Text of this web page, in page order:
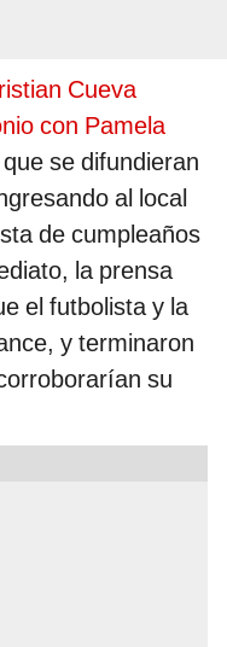
Cueva
con Pamela
se difundieran
al local
de cumpleaños
la prensa
el futbolista y la
y terminaron
su